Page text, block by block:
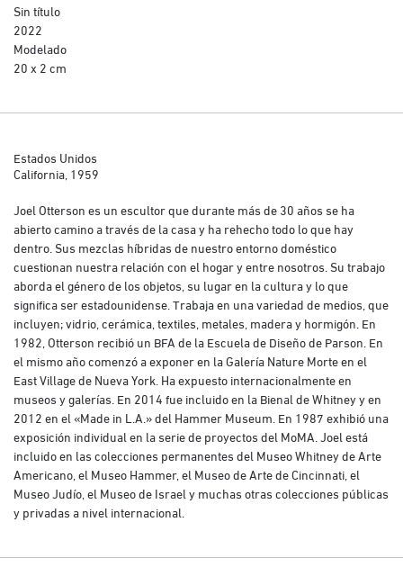
Sin título
2022
Modelado
20 x 2 cm
Estados Unidos
California, 1959
Joel Otterson es un escultor que durante más de 30 años se ha
abierto camino a través de la casa y ha rehecho todo lo que hay
dentro. Sus mezclas híbridas de nuestro entorno doméstico
cuestionan nuestra relación con el hogar y entre nosotros. Su trabajo
aborda el género de los objetos, su lugar en la cultura y lo que
significa ser estadounidense. Trabaja en una variedad de medios, que
incluyen; vidrio, cerámica, textiles, metales, madera y hormigón. En
1982, Otterson recibió un BFA de la Escuela de Diseño de Parson. En
el mismo año comenzó a exponer en la Galería Nature Morte en el
East Village de Nueva York. Ha expuesto internacionalmente en
museos y galerías. En 2014 fue incluido en la Bienal de Whitney y en
2012 en el «Made in L.A.» del Hammer Museum. En 1987 exhibió una
exposición individual en la serie de proyectos del MoMA. Joel está
incluido en las colecciones permanentes del Museo Whitney de Arte
Americano, el Museo Hammer, el Museo de Arte de Cincinnati, el
Museo Judío, el Museo de Israel y muchas otras colecciones públicas
y privadas a nivel internacional.